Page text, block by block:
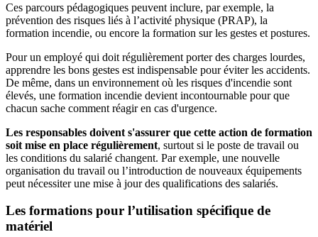
Ces parcours pédagogiques peuvent inclure, par exemple, la
prévention des risques liés à l’activité physique (PRAP), la
formation incendie, ou encore la formation sur les gestes et postures.
Pour un employé qui doit régulièrement porter des charges lourdes,
apprendre les bons gestes est indispensable pour éviter les accidents.
De même, dans un environnement où les risques d'incendie sont
élevés, une formation incendie devient incontournable pour que
chacun sache comment réagir en cas d'urgence.
Les responsables doivent s'assurer que cette action de formation
soit mise en place régulièrement, surtout si le poste de travail ou
les conditions du salarié changent. Par exemple, une nouvelle
organisation du travail ou l’introduction de nouveaux équipements
peut nécessiter une mise à jour des qualifications des salariés.
Les formations pour l’utilisation spécifique de
matériel